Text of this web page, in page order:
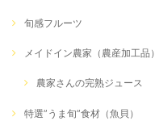
旬感フルーツ
メイドイン農家（農産加工品）
農家さんの完熟ジュース
特選”うま旬”食材（魚貝）